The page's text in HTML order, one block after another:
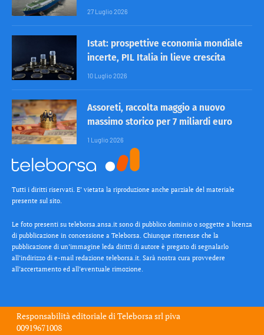
27 Luglio 2026
Istat: prospettive economia mondiale
incerte, PIL Italia in lieve crescita
10 Luglio 2026
Assoreti, raccolta maggio a nuovo
massimo storico per 7 miliardi euro
1 Luglio 2026
Tutti i diritti riservati. E’ vietata la riproduzione anche parziale del materiale
presente sul sito.
Le foto presenti su teleborsa.ansa.it sono di pubblico dominio o soggette a licenza
di pubblicazione in concessione a Teleborsa. Chiunque ritenesse che la
pubblicazione di un’immagine leda diritti di autore è pregato di segnalarlo
all’indirizzo di e-mail redazione teleborsa.it. Sarà nostra cura provvedere
all’accertamento ed all’eventuale rimozione.
Responsabilità editoriale diTeleborsa srlpiva
00919671008